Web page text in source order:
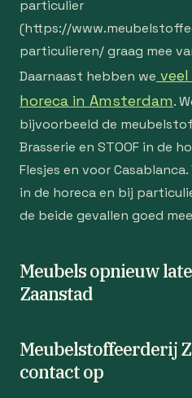
particulier
(https://
particulieren/ graag mee
Daarnaast hebben we
horeca in Amsterdam.
bijvoorbeeld de
Brasserie en STOOF in de
Flesjes en voor
in de horeca en bij
de beide gevallen goed
Meubels opnieuw
Zaanstad
Meubelstoffeerderij
contact op